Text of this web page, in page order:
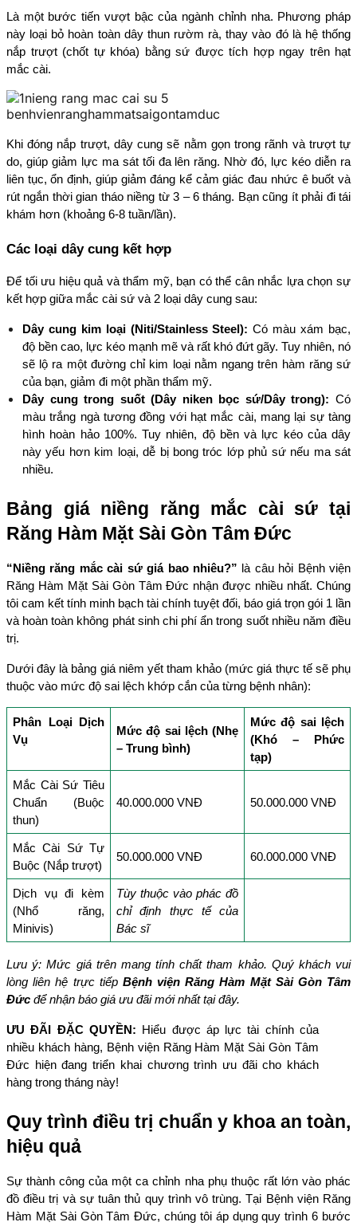
Là một bước tiến vượt bậc của ngành chỉnh nha. Phương pháp
này loại bỏ hoàn toàn dây thun rườm rà, thay vào đó là hệ thống
nắp trượt (chốt tự khóa) bằng sứ được tích hợp ngay trên hạt
mắc cài.
Khi đóng nắp trượt, dây cung sẽ nằm gọn trong rãnh và trượt tự
do, giúp giảm lực ma sát tối đa lên răng. Nhờ đó, lực kéo diễn ra
liên tục, ổn định, giúp giảm đáng kể cảm giác đau nhức ê buốt và
rút ngắn thời gian tháo niềng từ 3 – 6 tháng. Bạn cũng ít phải đi tái
khám hơn (khoảng 6-8 tuần/lần).
Các loại dây cung kết hợp
Để tối ưu hiệu quả và thẩm mỹ, bạn có thể cân nhắc lựa chọn sự
kết hợp giữa mắc cài sứ và 2 loại dây cung sau:
Dây cung kim loại (Niti/Stainless Steel): Có màu xám bạc,
độ bền cao, lực kéo mạnh mẽ và rất khó đứt gãy. Tuy nhiên, nó
sẽ lộ ra một đường chỉ kim loại nằm ngang trên hàm răng sứ
của bạn, giảm đi một phần thẩm mỹ.
Dây cung trong suốt (Dây niken bọc sứ/Dây trong): Có
màu trắng ngà tương đồng với hạt mắc cài, mang lại sự tàng
hình hoàn hảo 100%. Tuy nhiên, độ bền và lực kéo của dây
này yếu hơn kim loại, dễ bị bong tróc lớp phủ sứ nếu ma sát
nhiều.
Bảng giá niềng răng mắc cài sứ tại
Răng Hàm Mặt Sài Gòn Tâm Đức
“Niềng răng mắc cài sứ giá bao nhiêu?” là câu hỏi Bệnh viện
Răng Hàm Mặt Sài Gòn Tâm Đức nhận được nhiều nhất. Chúng
tôi cam kết tính minh bạch tài chính tuyệt đối, báo giá trọn gói 1 lần
và hoàn toàn không phát sinh chi phí ẩn trong suốt nhiều năm điều
trị.
Dưới đây là bảng giá niêm yết tham khảo (mức giá thực tế sẽ phụ
thuộc vào mức độ sai lệch khớp cắn của từng bệnh nhân):
Phân Loại Dịch
Vụ
Mức độ sai lệch (Nhẹ
– Trung bình)
Mức độ sai lệch
(Khó – Phức
tạp)
Mắc Cài Sứ Tiêu
Chuẩn (Buộc
thun)
40.000.000 VNĐ 50.000.000 VNĐ
Mắc Cài Sứ Tự
Buộc (Nắp trượt)
50.000.000 VNĐ 60.000.000 VNĐ
Dịch vụ đi kèm
(Nhổ răng,
Minivis)
Tùy thuộc vào phác đồ
chỉ định thực tế của
Bác sĩ
Lưu ý: Mức giá trên mang tính chất tham khảo. Quý khách vui
lòng liên hệ trực tiếp Bệnh viện Răng Hàm Mặt Sài Gòn Tâm
Đức để nhận báo giá ưu đãi mới nhất tại đây.
ƯU ĐÃI ĐẶC QUYỀN: Hiểu được áp lực tài chính của
nhiều khách hàng, Bệnh viện Răng Hàm Mặt Sài Gòn Tâm
Đức hiện đang triển khai chương trình ưu đãi cho khách
hàng trong tháng này!
Quy trình điều trị chuẩn y khoa an toàn,
hiệu quả
Sự thành công của một ca chỉnh nha phụ thuộc rất lớn vào phác
đồ điều trị và sự tuân thủ quy trình vô trùng. Tại Bệnh viện Răng
Hàm Mặt Sài Gòn Tâm Đức, chúng tôi áp dụng quy trình 6 bước